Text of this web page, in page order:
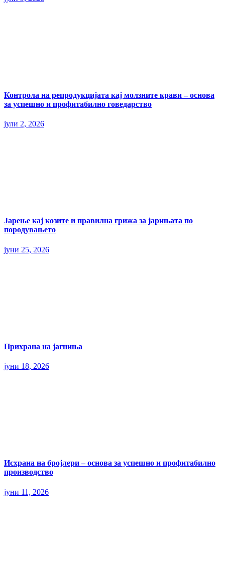
Контрола на репродукцијата кај молзните крави – основа
за успешно и профитабилно говедарство
јули 2, 2026
Јарење кај козите и правилна грижа за јарињата по
породувањето
јуни 25, 2026
Прихрана на јагниња
јуни 18, 2026
Исхрана на бројлери – основа за успешно и профитабилно
производство
јуни 11, 2026